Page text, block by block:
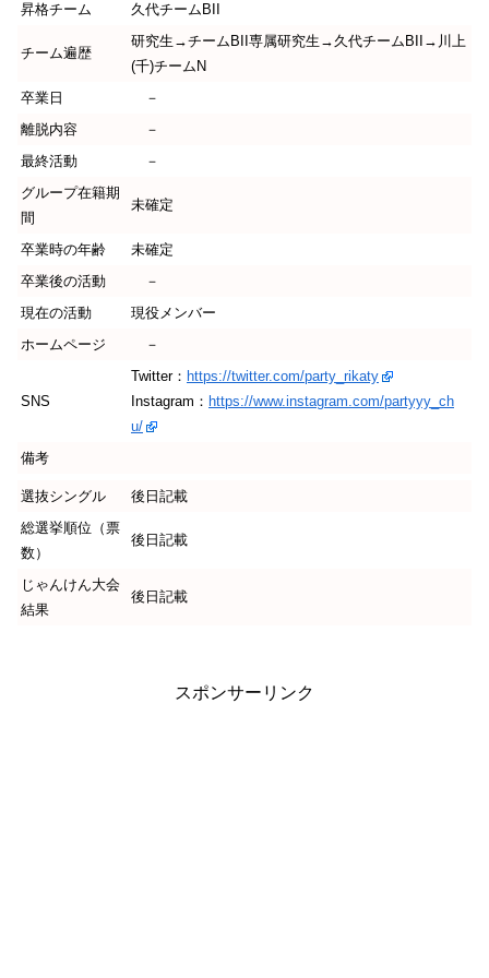
昇格チーム
久代チームBII
チーム遍歴
研究生→チームBII専属研究生→久代チームBII→川上
(千)チームN
卒業日
－
離脱内容
－
最終活動
－
グループ在籍期
間
未確定
卒業時の年齢
未確定
卒業後の活動
－
現在の活動
現役メンバー
ホームページ
－
SNS
Twitter： https://twitter.com/party_rikaty
Instagram： https://www.instagram.com/partyyy_ch
u/
備考
選抜シングル
後日記載
総選挙順位（票
数）
後日記載
じゃんけん大会
結果
後日記載
スポンサーリンク